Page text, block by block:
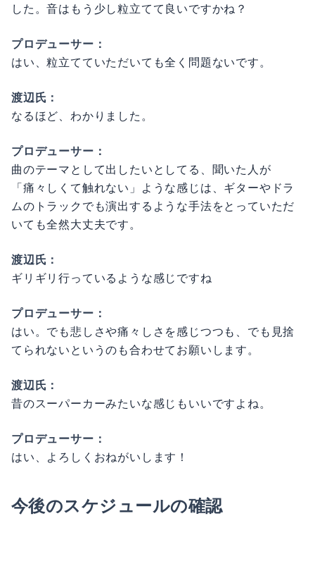
した。音はもう少し粒立てて良いですかね？
プロデューサー：
はい、粒立てていただいても全く問題ないです。
渡辺氏：
なるほど、わかりました。
プロデューサー：
曲のテーマとして出したいとしてる、聞いた人が
「痛々しくて触れない」ような感じは、ギターやドラ
ムのトラックでも演出するような手法をとっていただ
いても全然大丈夫です。
渡辺氏：
ギリギリ行っているような感じですね
プロデューサー：
はい。でも悲しさや痛々しさを感じつつも、でも見捨
てられないというのも合わせてお願いします。
渡辺氏：
昔のスーパーカーみたいな感じもいいですよね。
プロデューサー：
はい、よろしくおねがいします！
今後のスケジュールの確認